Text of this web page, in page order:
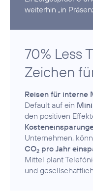
weiterhin „in
70% Less
Zeichen
Reisen für interne
Default auf ein
den positiven
Unternehmen,
CO2 pro Jahr
Mittel plant